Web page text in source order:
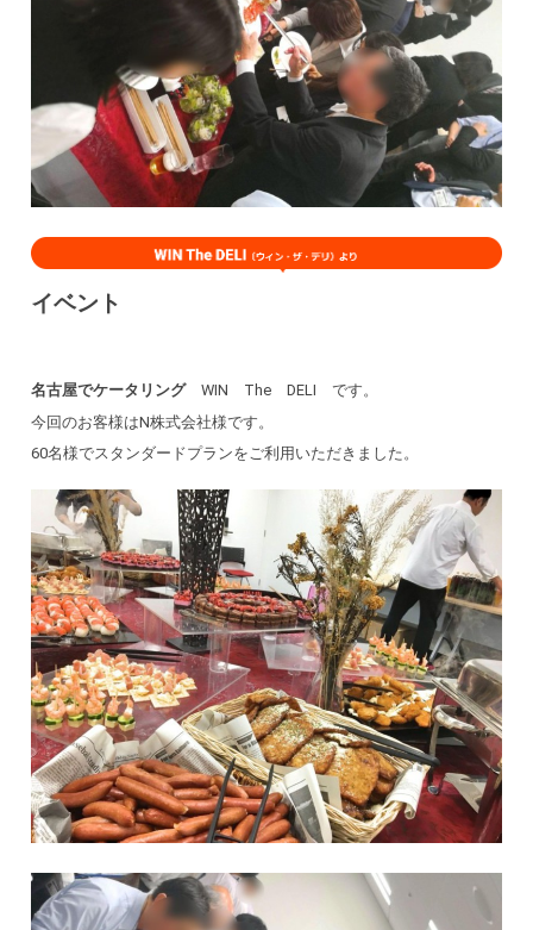
イベント
名古屋でケータリングWIN The DELI です。
今回のお客様はN株式会社様です。
60名様でスタンダードプランをご利用いただきました。